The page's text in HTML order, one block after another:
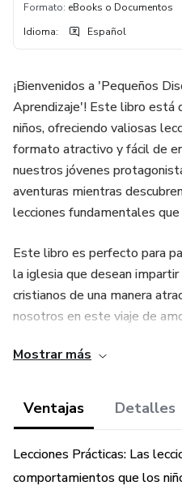
Formato: eBooks o Documentos
Idioma: Español
¡Bienvenidos a 'Pequeños
Aprendizaje'! Este libro está
niños, ofreciendo valiosas
formato atractivo y fácil de
nuestros jóvenes
aventuras mientras
lecciones fundamentales
Este libro es perfecto para
la iglesia que desean
cristianos de una manera
nosotros en este viaje de
33 páginas
Idioma
Mostrar más
Ventajas Detalles
Lecciones Prácticas: Las
comportamientos que los